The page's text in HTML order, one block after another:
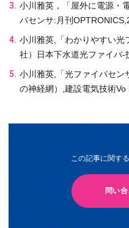
小川雅英，「屋外に電源・
バセンサ:月刊
小川雅英,「わかりやすい光
社）日本下水道光ファイバ
小川雅英,「光ファイバセン
の神経網）,建設電気技術
この記事に関す
問い